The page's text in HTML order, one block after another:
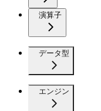
演算子
データ型
エンジン